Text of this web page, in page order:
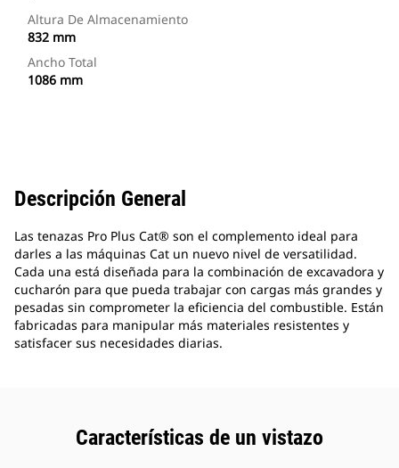
Altura De Almacenamiento
832 mm
Ancho Total
1086 mm
Descripción General
Las tenazas Pro Plus Cat® son el complemento ideal para
darles a las máquinas Cat un nuevo nivel de versatilidad.
Cada una está diseñada para la combinación de excavadora y
cucharón para que pueda trabajar con cargas más grandes y
pesadas sin comprometer la eficiencia del combustible. Están
fabricadas para manipular más materiales resistentes y
satisfacer sus necesidades diarias.
Características de un vistazo